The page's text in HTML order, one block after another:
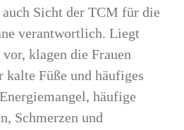
Sicht der TCM für die
verantwortlich. Liegt
klagen die Frauen
kalte Füße und häufiges
häufige
Schmerzen und